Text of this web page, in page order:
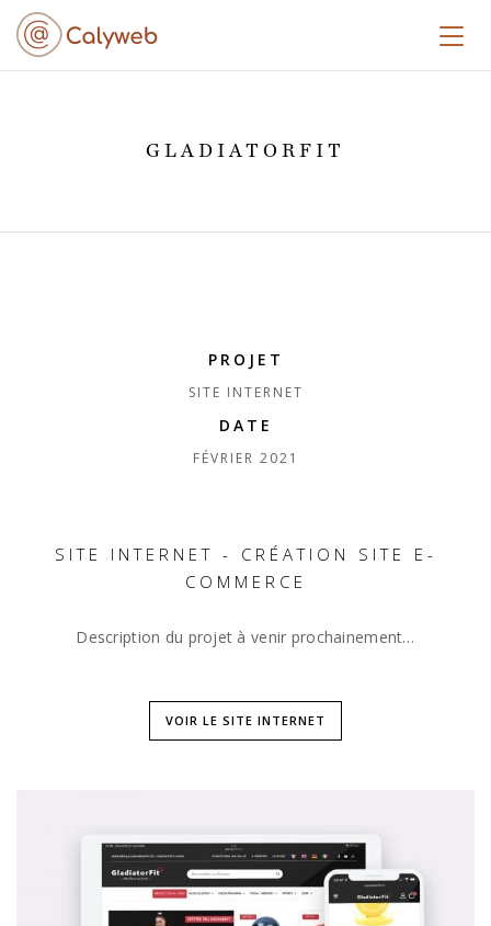
GLADIATORFIT
PROJET
SITE INTERNET
DATE
FÉVRIER 2021
SITE INTERNET - CRÉATION SITE E-
COMMERCE
Description du projet à venir prochainement…
VOIR LE SITE INTERNET